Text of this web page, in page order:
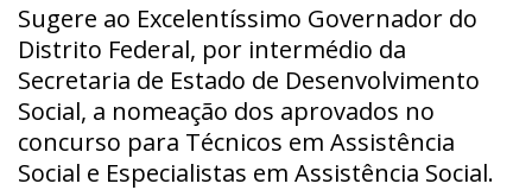
Sugere ao Excelentíssimo Governador do
Distrito Federal, por intermédio da
Secretaria de Estado de Desenvolvimento
Social, a nomeação dos aprovados no
concurso para Técnicos em Assistência
Social e Especialistas em Assistência Social.